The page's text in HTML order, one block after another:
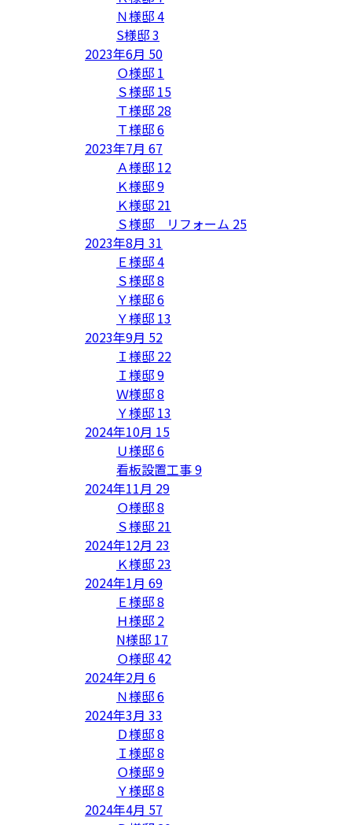
Ｎ様邸4
S様邸3
2023年6月 50
Ｏ様邸 1
Ｓ様邸 15
Ｔ様邸 28
Ｔ様邸6
2023年7月 67
Ａ様邸 12
Ｋ様邸9
Ｋ様邸 21
Ｓ様邸 リフォーム 25
2023年8月 31
Ｅ様邸4
Ｓ様邸8
Ｙ様邸6
Ｙ様邸 13
2023年9月 52
Ｉ様邸 22
Ｉ様邸9
Ｗ様邸8
Ｙ様邸 13
2024年10月 15
Ｕ様邸6
看板設置工事9
2024年11月 29
Ｏ様邸8
Ｓ様邸 21
2024年12月 23
Ｋ様邸 23
2024年1月 69
Ｅ様邸8
Ｈ様邸 2
N様邸 17
Ｏ様邸42
2024年2月 6
Ｎ様邸6
2024年3月 33
Ｄ様邸8
Ｉ様邸8
Ｏ様邸9
Ｙ様邸8
2024年4月 57